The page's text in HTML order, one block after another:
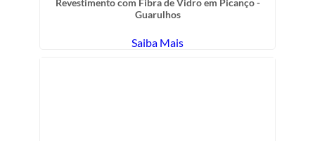
Revestimento com Fibra de Vidro em Picanço -
Guarulhos
Saiba Mais